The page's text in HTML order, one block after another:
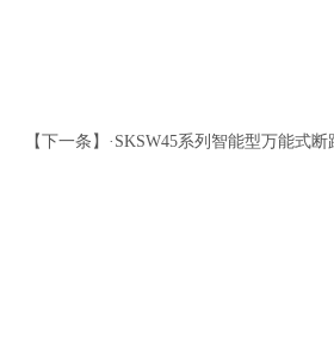
【下一条】·SKSW45系列智能型万能式断